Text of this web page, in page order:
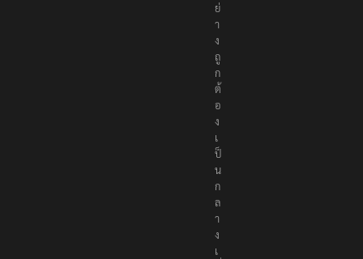
ย่
า
ง
ถู
ก
ต้
อ
ง
เ
ป็
น
ก
ล
า
ง
เ